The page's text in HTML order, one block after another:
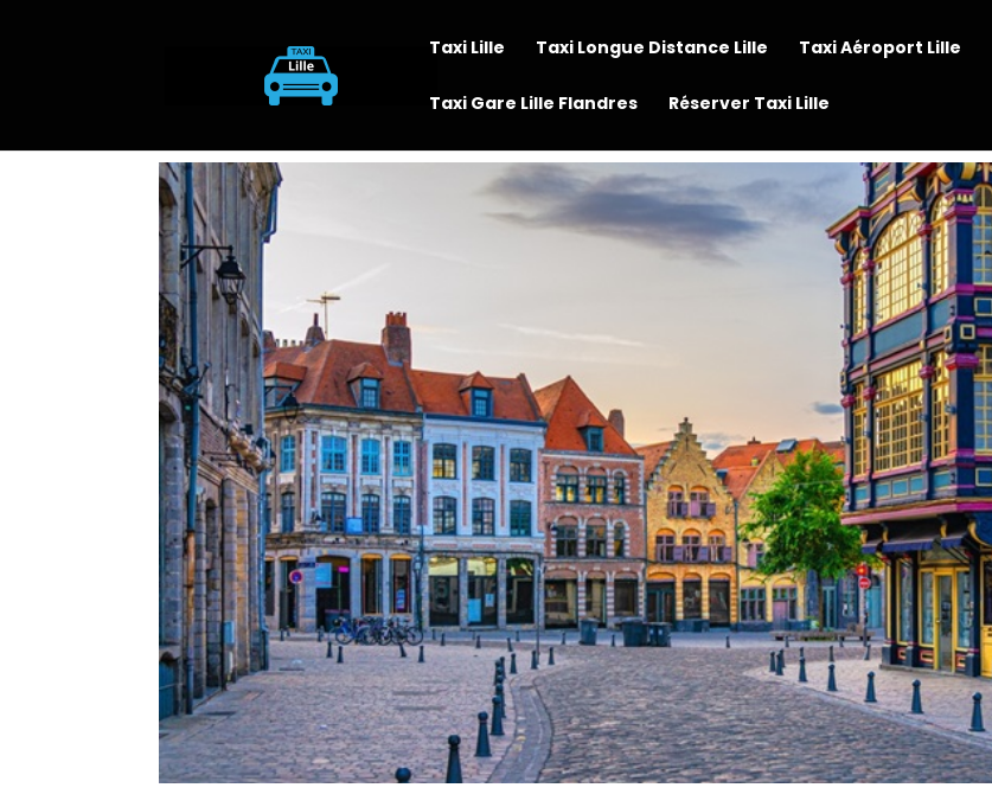
Taxi Lille Taxi Longue Distance Lille Taxi Aéroport Lille
Taxi Gare Lille Flandres Réserver Taxi Lille